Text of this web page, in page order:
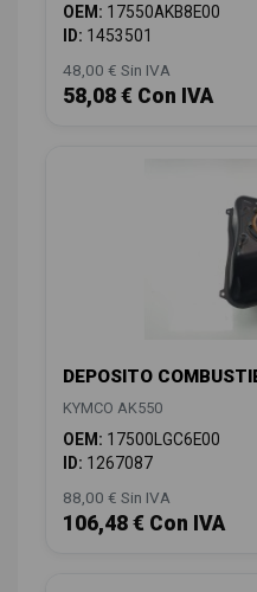
OEM: 17550AKB8E00
ID: 1453501
48,00 € Sin IVA
58,08 € Con IVA
DEPOSITO
KYMCO AK550
OEM: 17500LGC6E00
ID: 1267087
88,00 € Sin IVA
106,48 € Con IVA